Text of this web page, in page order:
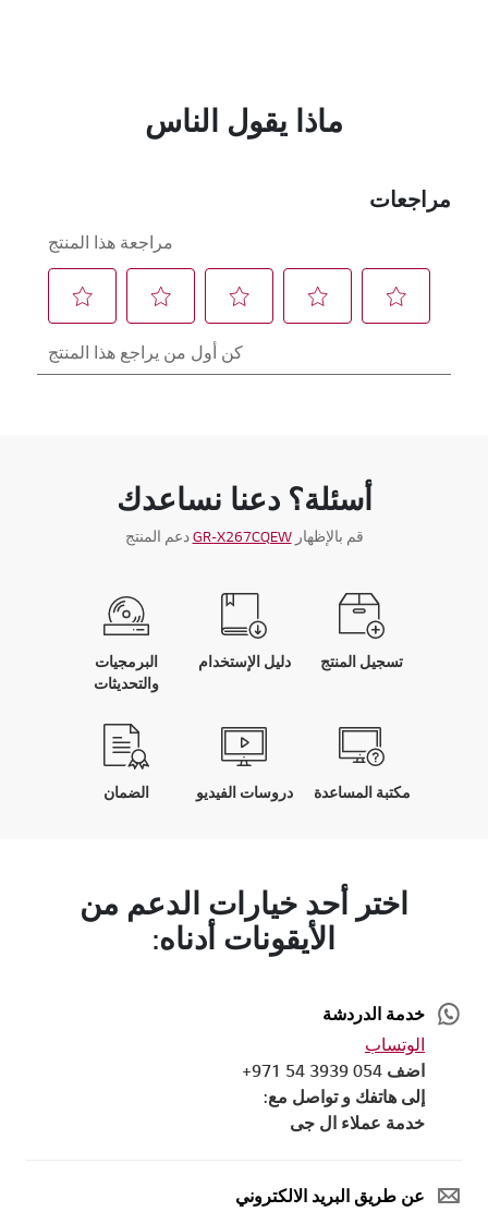
ماذا يقول الناس
أسئلة؟ دعنا نساعدك
قم بالإظهارGR-X267CQEWدعم المنتج
تسجيل المنتج دليل الإستخدام
البرمجيات
والتحديثات
مكتبة المساعدة دروسات الفيديو الضمان
اختر أحد خيارات الدعم من
الأيقونات أدناه:
خدمة الدردشة
الوتساب
اضف 054 3939 54 971+
إلى هاتفك و تواصل مع:
خدمة عملاء ال جى
عن طريق البريد الالكتروني